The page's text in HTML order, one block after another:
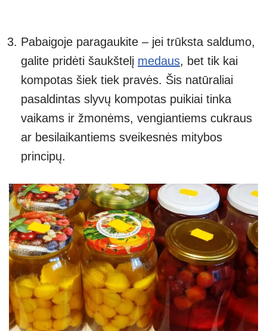
Pabaigoje paragaukite – jei trūksta saldumo,
galite pridėti šaukštelį medaus, bet tik kai
kompotas šiek tiek pravės. Šis natūraliai
pasaldintas slyvų kompotas puikiai tinka
vaikams ir žmonėms, vengiantiems cukraus
ar besilaikantiems sveikesnės mitybos
principų.